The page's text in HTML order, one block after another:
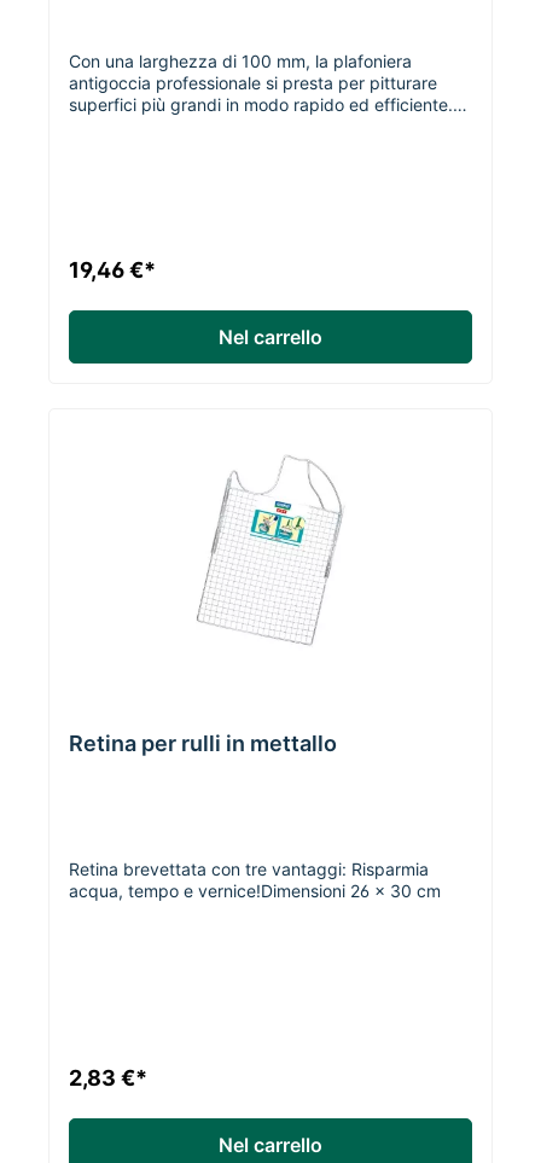
Con una larghezza di 100 mm, la plafoniera
antigoccia professionale si presta per pitturare
superfici più grandi in modo rapido ed efficiente.
19,46 €*
Nel carrello
Retina per rulli in mettallo
Retina brevettata con tre vantaggi: Risparmia
acqua, tempo e vernice!Dimensioni 26 x 30 cm
2,83 €*
Nel carrello